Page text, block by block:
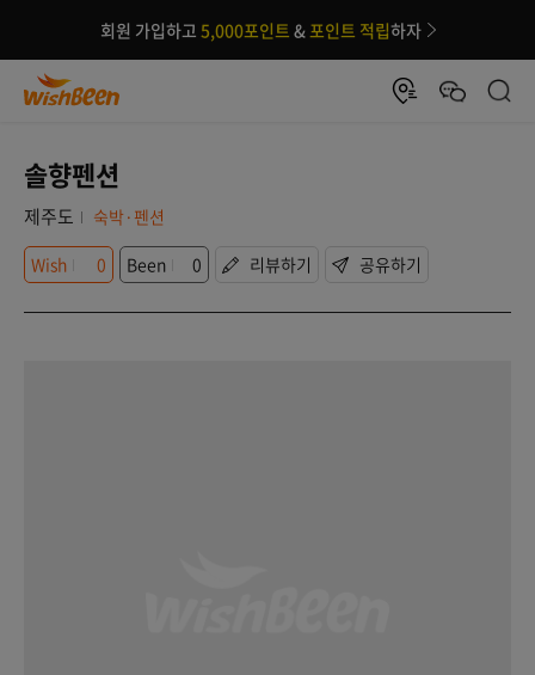
회원 가입하고 5,000포인트 &포인트 적립하자
솔향펜션
제주도
숙박·펜션
Wish
0 Been 0 리뷰하기 공유하기